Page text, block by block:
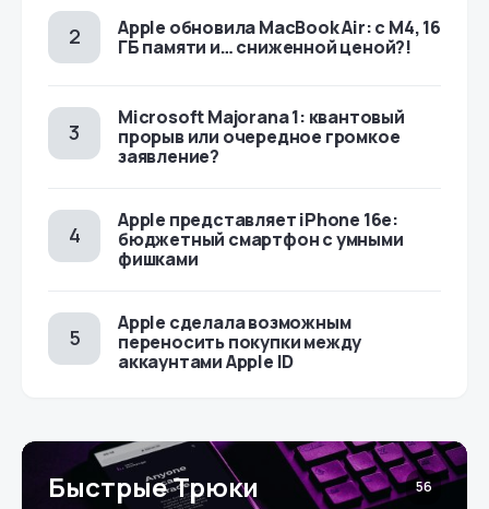
Apple обновила MacBook Air: с M4, 16
ГБ памяти и… сниженной ценой?!
Microsoft Majorana 1: квантовый
прорыв или очередное громкое
заявление?
Apple представляет iPhone 16e:
бюджетный смартфон с умными
фишками
Apple сделала возможным
переносить покупки между
аккаунтами Apple ID
Быстрые Трюки 56